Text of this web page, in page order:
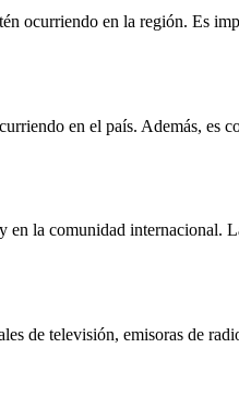
ocurriendo en la región. Es
en el país. Además, es
en la comunidad internacional.
de televisión, emisoras de